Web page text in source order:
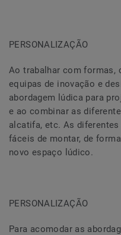
PERSONALIZAÇÃO
Ao trabalhar com formas,
equipas de inovação e
abordagem lúdica para
e ao combinar as
alcatifa, etc. As
fáceis de montar, de
novo espaço lúdico.
PERSONALIZAÇÃO
Para acomodar as